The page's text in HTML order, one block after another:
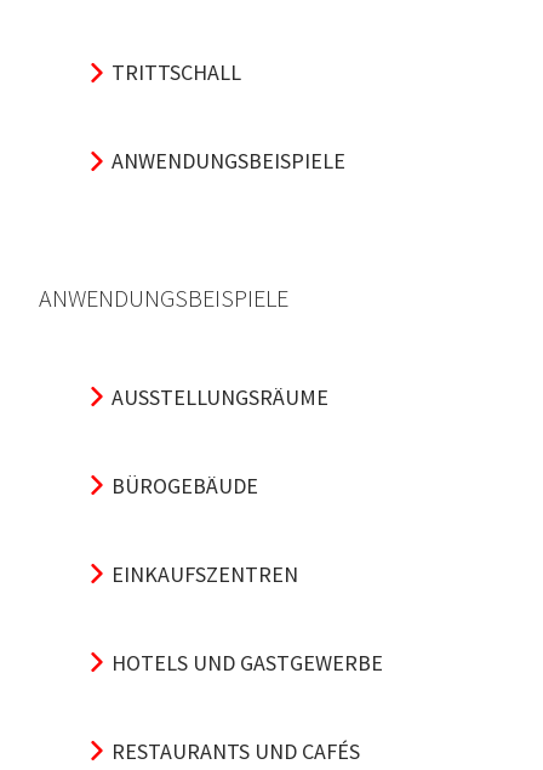
TRITTSCHALL
ANWENDUNGSBEISPIELE
ANWENDUNGSBEISPIELE
AUSSTELLUNGSRÄUME
BÜROGEBÄUDE
EINKAUFSZENTREN
HOTELS UND GASTGEWERBE
RESTAURANTS UND CAFÉS